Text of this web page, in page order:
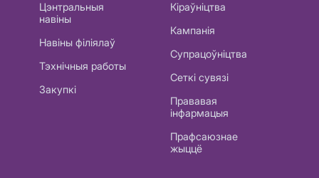
Цэнтральныя
навіны
Навіны філіялаў
Тэхнічныя работы
Закупкі
Кіраўніцтва
Кампанія
Супрацоўніцтва
Сеткі сувязі
Прававая
інфармацыя
Прафсаюзнае
жыццё